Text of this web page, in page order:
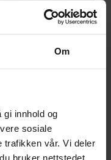
Om
gi innhold og
sosiale
trafikken vår. Vi deler
bruker nettstedet